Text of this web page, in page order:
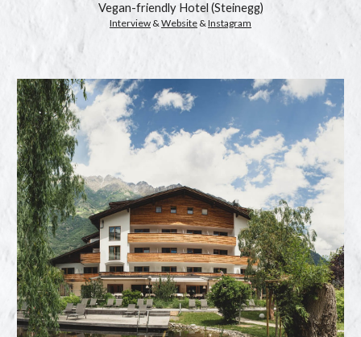
Vegan-friendly Hotel (Steinegg)
Interview & Website & Instagram